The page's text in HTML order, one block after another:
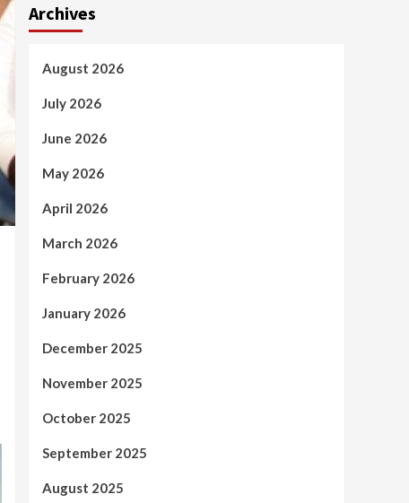
Archives
August 2026
July 2026
June 2026
May 2026
April 2026
March 2026
February 2026
January 2026
December 2025
November 2025
October 2025
September 2025
August 2025